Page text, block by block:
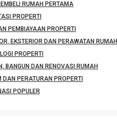
RUMAH PERTAMA
PROPERTI
PEMBIAYAAN PROPERTI
EKSTERIOR DAN PERAWATAN RUMAH
PROPERTI
BANGUN DAN RENOVASI RUMAH
DAN PERATURAN PROPERTI
POPULER